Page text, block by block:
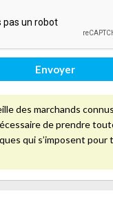
Envoyer
des marchands
de prendre
qui s’imposent pour